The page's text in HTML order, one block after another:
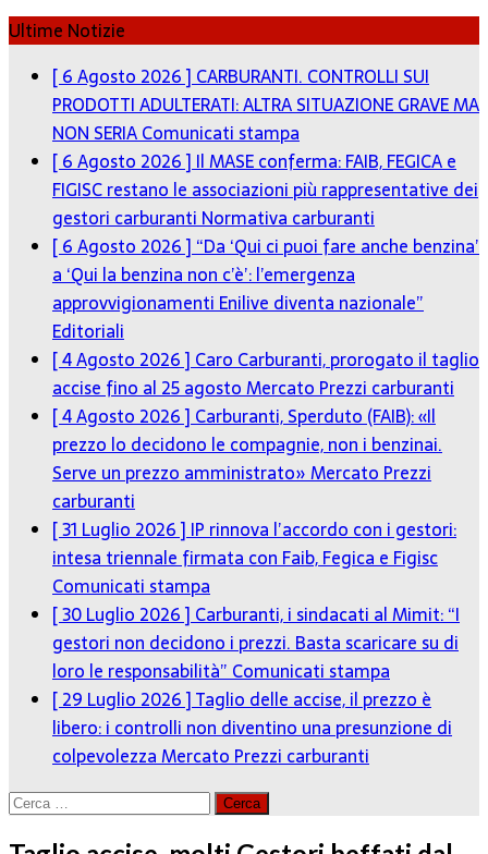
Ultime Notizie
[ 6 Agosto 2026 ] CARBURANTI. CONTROLLI SUI
PRODOTTI ADULTERATI: ALTRA SITUAZIONE GRAVE MA
NON SERIAComunicati stampa
[ 6 Agosto 2026 ] Il MASE conferma: FAIB, FEGICA e
FIGISC restano le associazioni più rappresentative dei
gestori carburanti Normativa carburanti
[ 6 Agosto 2026 ] “Da ‘Qui ci puoi fare anche benzina’
a ‘Qui la benzina non c’è’: l’emergenza
approvvigionamenti Enilive diventa nazionale”
Editoriali
[ 4 Agosto 2026 ] Caro Carburanti, prorogato il taglio
accise fino al 25 agostoMercato Prezzi carburanti
[ 4 Agosto 2026 ] Carburanti, Sperduto (FAIB): «Il
prezzo lo decidono le compagnie, non i benzinai.
Serve un prezzo amministrato»Mercato Prezzi
carburanti
[ 31 Luglio 2026 ] IP rinnova l’accordo con i gestori:
intesa triennale firmata con Faib, Fegica e Figisc
Comunicati stampa
[ 30 Luglio 2026 ] Carburanti, i sindacati al Mimit: “I
gestori non decidono i prezzi. Basta scaricare su di
loro le responsabilità” Comunicati stampa
[ 29 Luglio 2026 ]Taglio delle accise, il prezzo è
libero: i controlli non diventino una presunzione di
colpevolezzaMercato Prezzi carburanti
Ricerca